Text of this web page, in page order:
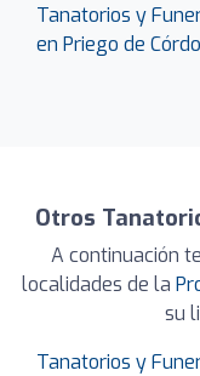
Tanatorios y
en Priego de
Otros
A continuación
localidades de la
su
Tanatorios y